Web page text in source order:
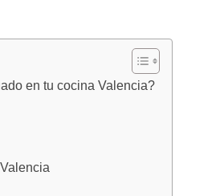
en tu cocina Valencia?